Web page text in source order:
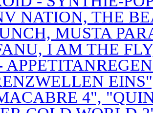
NATION, THE
MUSTA
I AM THE
4",